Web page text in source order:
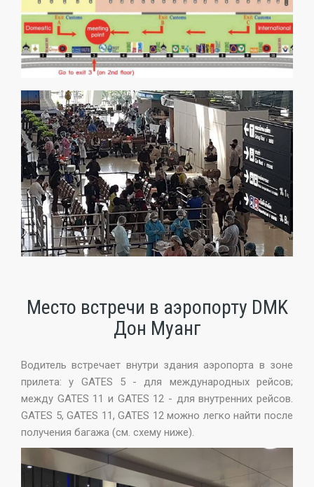
Место встречи в аэропорту DMK
Дон Муанг
Водитель встречает внутри здания аэропорта в зоне
прилета: у GATES 5 - для международных рейсов;
между GATES 11 и GATES 12 - для внутренних рейсов.
GATES 5, GATES 11, GATES 12 можно легко найти после
получения багажа (см. схему ниже).